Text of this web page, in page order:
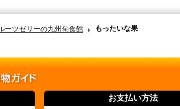
ーツゼリーの九州旬食館 もったいな果
お支払い方法